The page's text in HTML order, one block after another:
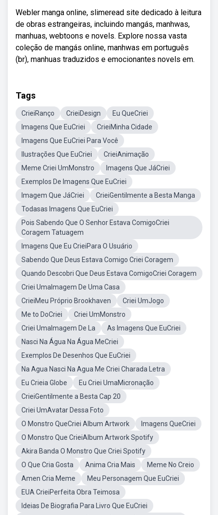
Webler manga online, slimeread site dedicado à leitura
de obras estrangeiras, incluindo mangás, manhwas,
manhuas, webtoons e novels. Explore nossa vasta
coleção de mangás online, manhwas em português
(br), manhuas traduzidos e emocionantes novels em.
Tags
CrieiRanço CrieiDesign
Eu QueCriei
Imagens Que EuCriei
CrieiMinha Cidade
Imagens Que EuCriei Para Você
Ilustrações Que EuCriei
CrieiAnimação
Meme Criei UmMonstro
Imagens Que JáCriei
Exemplos De Imagens Que EuCriei
Imagem Que JáCriei
CrieiGentilmente a Besta Manga
Todasas Imagens Que EuCriei
Pois Sabendo Que O Senhor Estava ComigoCriei
Coragem Tatuagem
Imagens Que Eu CrieiPara O Usuário
Sabendo Que Deus Estava Comigo Criei Coragem
Quando Descobri Que Deus Estava ComigoCriei Coragem
Criei UmaImagem De Uma Casa
CrieiMeu Próprio Brookhaven
Criei UmJogo
Me to DoCriei
Criei UmMonstro
Criei UmaImagem De La
As Imagens Que EuCriei
Nasci Na Água Na Água MeCriei
Exemplos De Desenhos Que EuCriei
Na Agua Nasci Na Agua Me Criei Charada Letra
Eu Crieia Globe
Eu Criei UmaMicronação
CrieiGentilmente a Besta Cap 20
Criei UmAvatar Dessa Foto
O Monstro QueCriei Album Artwork
Imagens QueCriei
O Monstro Que CrieiAlbum Artwork Spotify
Akira Banda O Monstro Que Criei Spotify
O Que Cria Gosta
Anima Cria Mais
Meme No Creio
Amen Cria Meme
Meu Personagem Que EuCriei
EUA CrieiPerfeita Obra Teimosa
Ideias De Biografia Para Livro Que EuCriei